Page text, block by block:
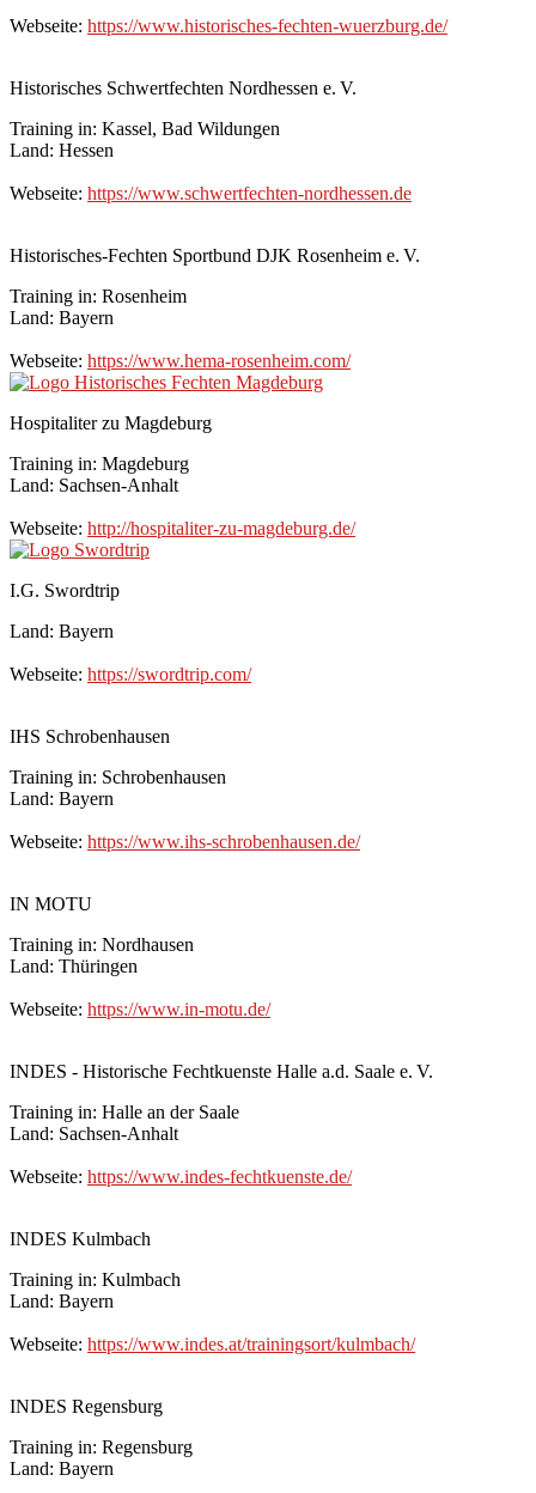
Webseite: https://www.historisches-fechten-wuerzburg.de/
Historisches Schwertfechten Nordhessen e. V.
Training in: Kassel, Bad Wildungen
Land: Hessen
Webseite: https://www.schwertfechten-nordhessen.de
Historisches-Fechten Sportbund DJK Rosenheim e. V.
Training in: Rosenheim
Land: Bayern
Webseite: https://www.hema-rosenheim.com/
Hospitaliter zu Magdeburg
Training in: Magdeburg
Land: Sachsen-Anhalt
Webseite: http://hospitaliter-zu-magdeburg.de/
I.G. Swordtrip
Land: Bayern
Webseite: https://swordtrip.com/
IHS Schrobenhausen
Training in: Schrobenhausen
Land: Bayern
Webseite: https://www.ihs-schrobenhausen.de/
IN MOTU
Training in: Nordhausen
Land: Thüringen
Webseite: https://www.in-motu.de/
INDES - Historische Fechtkuenste Halle a.d. Saale e. V.
Training in: Halle an der Saale
Land: Sachsen-Anhalt
Webseite: https://www.indes-fechtkuenste.de/
INDES Kulmbach
Training in: Kulmbach
Land: Bayern
Webseite: https://www.indes.at/trainingsort/kulmbach/
INDES Regensburg
Training in: Regensburg
Land: Bayern